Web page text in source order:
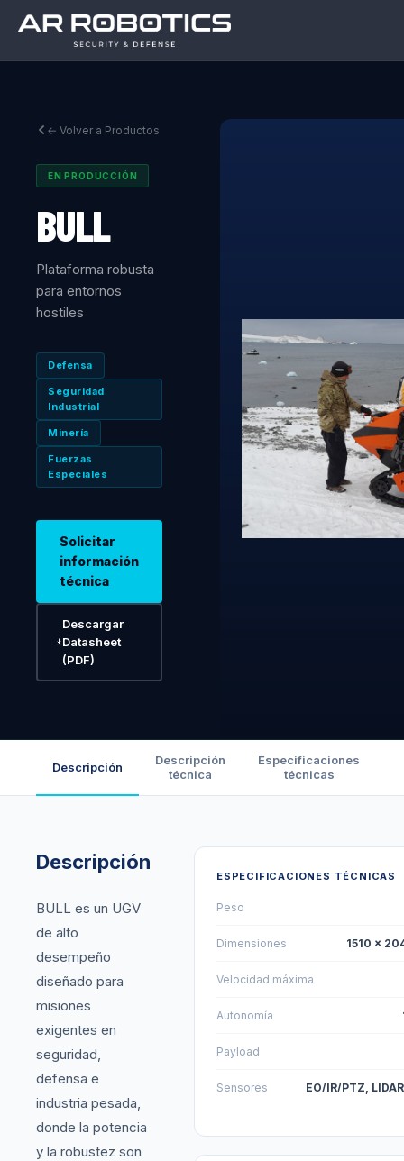
← Volver a Productos
EN PRODUCCIÓN
BULL
Plataforma robusta
para entornos
hostiles
Defensa
Seguridad
Industrial
Minería
Fuerzas
Especiales
Solicitar
información
técnica
Descargar
Datasheet
(PDF)
Descripción
Descripción
técnica
Especificaciones
técnicas
Descripción
BULL es un UGV
de alto
desempeño
diseñado para
misiones
exigentes en
seguridad,
defensa e
industria pesada,
donde la potencia
y la robustez son
ESPECIFICACIONES TÉCNICAS
Peso
Dimensiones 1510 ×
Velocidad máxima
Autonomía
Payload
Sensores EO/IR/PTZ,